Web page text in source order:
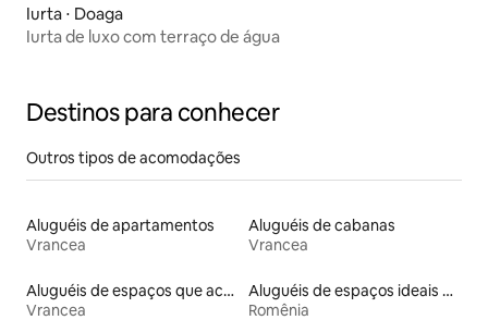
Iurta ⋅ Doaga
Iurta de luxo com terraço de água
Destinos para conhecer
Outros tipos de acomodações
Aluguéis de apartamentos
Vrancea
Aluguéis de cabanas
Vrancea
Aluguéis de espaços que aceitam animais de estimação
Vrancea
Aluguéis de espaços ideais para famílias
Romênia